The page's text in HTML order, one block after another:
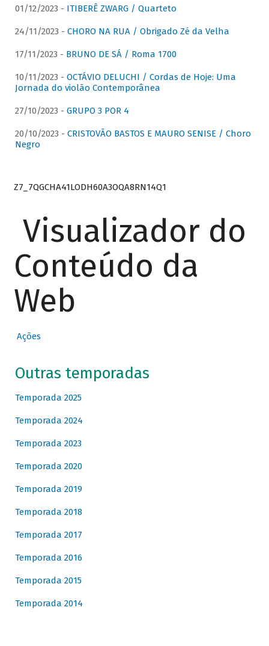
01/12/2023 - ITIBERÊ ZWARG / Quarteto
24/11/2023 - CHORO NA RUA / Obrigado Zé da Velha
17/11/2023 - BRUNO DE SÁ / Roma 1700
10/11/2023 - OCTÁVIO DELUCHI / Cordas de Hoje: Uma
Jornada do violão Contemporânea
27/10/2023 - GRUPO 3 POR 4
20/10/2023 - CRISTOVÃO BASTOS E MAURO SENISE / Choro
Negro
Z7_7QGCHA41LODH60A3OQA8RN14Q1
Visualizador do
Conteúdo da
Web
Ações
Outras temporadas
Temporada 2025
Temporada 2024
Temporada 2023
Temporada 2020
Temporada 2019
Temporada 2018
Temporada 2017
Temporada 2016
Temporada 2015
Temporada 2014